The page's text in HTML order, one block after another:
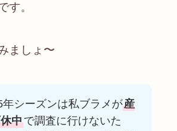
す。
ましょ〜
年シーズンは私ブラメが産
中で調査に行けないた